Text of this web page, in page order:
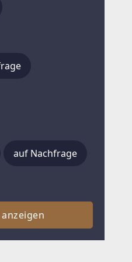
auf Nachfrage
anzeigen